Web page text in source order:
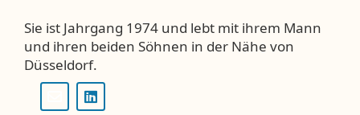
Sie ist Jahrgang 1974 und lebt mit ihrem Mann
und ihren beiden Söhnen in der Nähe von
Düsseldorf.